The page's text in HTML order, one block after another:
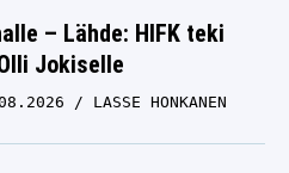
– Lähde: HIFK teki
Jokiselle
LASSE HONKANEN